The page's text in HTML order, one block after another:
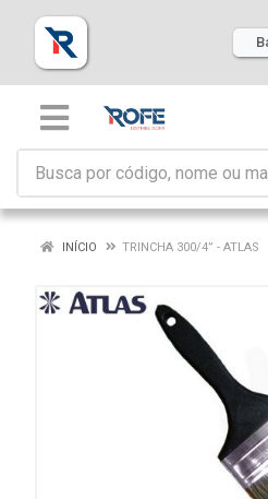
INÍCIO TRINCHA 300/4” - ATLAS